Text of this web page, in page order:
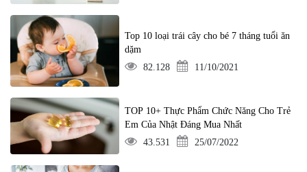
Top 10 loại trái cây cho bé 7 tháng tuổi ăn
dặm
82.128
11/10/2021
TOP 10+ Thực Phẩm Chức Năng Cho Trẻ
Em Của Nhật Đáng Mua Nhất
43.531
25/07/2022